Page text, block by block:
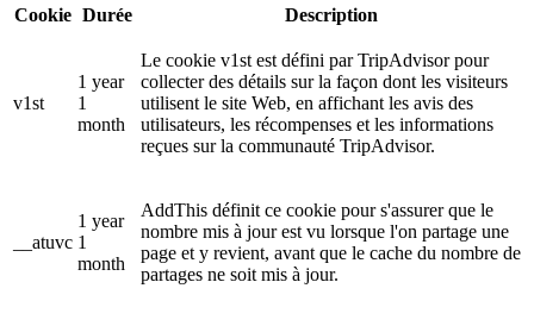
Cookie Durée Description
v1st
1 year
1
month
Le cookie v1st est défini par TripAdvisor pour
collecter des détails sur la façon dont les visiteurs
utilisent le site Web, en affichant les avis des
utilisateurs, les récompenses et les informations
reçues sur la communauté TripAdvisor.
__atuvc
1 year
1
month
AddThis définit ce cookie pour s'assurer que le
nombre mis à jour est vu lorsque l'on partage une
page et y revient, avant que le cache du nombre de
partages ne soit mis à jour.